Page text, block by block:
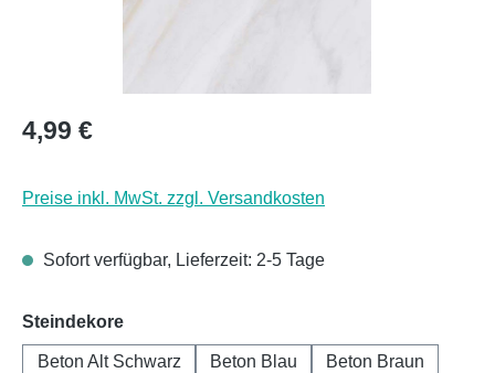
Regulärer Preis:
4,99 €
Preise inkl. MwSt. zzgl. Versandkosten
Sofort verfügbar, Lieferzeit: 2-5 Tage
Steindekoreauswählen
Beton Alt Schwarz Beton Blau
Beton Braun